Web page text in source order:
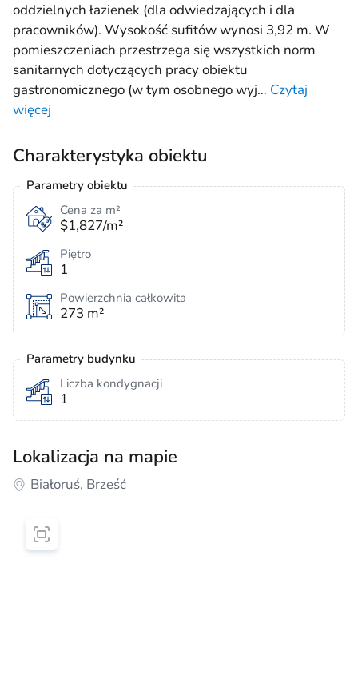
oddzielnych łazienek (dla odwiedzających i dla
pracowników). Wysokość sufitów wynosi 3,92 m. W
pomieszczeniach przestrzega się wszystkich norm
sanitarnych dotyczących pracy obiektu
gastronomicznego (w tym osobnego wyj… Czytaj
więcej
Charakterystyka obiektu
Parametry obiektu
Cena za m²
$1,827/m²
Piętro
1
Powierzchnia całkowita
273 m²
Parametry budynku
Liczba kondygnacji
1
Lokalizacja na mapie
Białoruś, Brześć